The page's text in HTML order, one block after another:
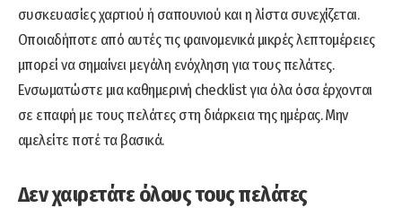
συσκευασίες χαρτιού ή σαπουνιού και η λίστα συνεχίζεται.
Οποιαδήποτε από αυτές τις φαινομενικά μικρές λεπτομέρειες
μπορεί να σημαίνει μεγάλη ενόχληση για τους πελάτες.
Ενσωματώστε μια καθημερινή checklist για όλα όσα έρχονται
σε επαφή με τους πελάτες στη διάρκεια της ημέρας. Μην
αμελείτε ποτέ τα βασικά.
Δεν χαιρετάτε όλους τους πελάτες